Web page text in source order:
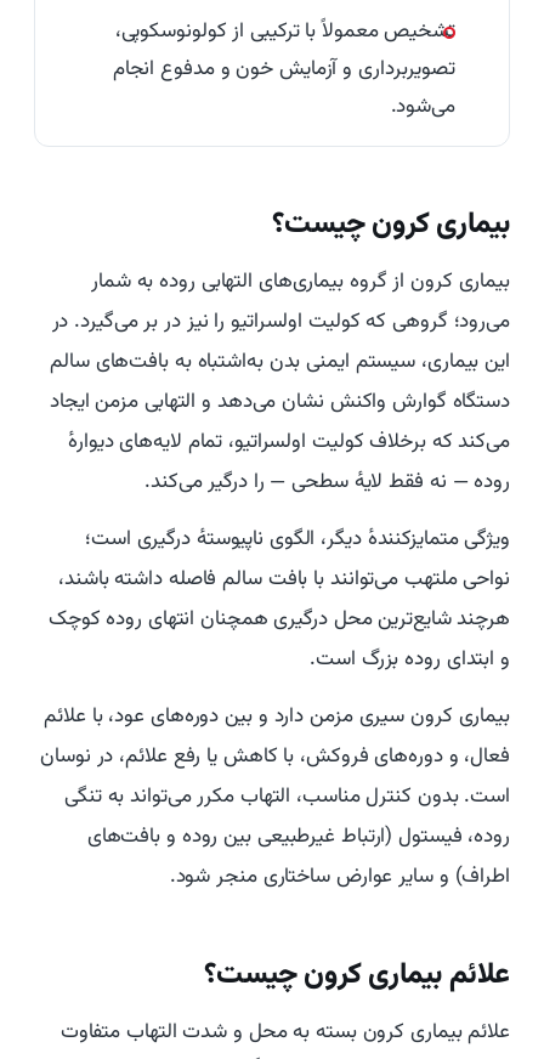
تشخیص معمولاً با ترکیبی از کولونوسکوپی،
تصویربرداری و آزمایش خون و مدفوع انجام
می‌شود.
بیماری کرون چیست؟
بیماری کرون از گروه بیماری‌های التهابی روده به شمار
می‌رود؛ گروهی که کولیت اولسراتیو را نیز در بر می‌گیرد. در
این بیماری، سیستم ایمنی بدن به‌اشتباه به بافت‌های سالم
دستگاه گوارش واکنش نشان می‌دهد و التهابی مزمن ایجاد
می‌کند که برخلاف کولیت اولسراتیو، تمام لایه‌های دیوارهٔ
روده — نه فقط لایهٔ سطحی — را درگیر می‌کند.
ویژگی متمایزکنندهٔ دیگر، الگوی ناپیوستهٔ درگیری است؛
نواحی ملتهب می‌توانند با بافت سالم فاصله داشته باشند،
هرچند شایع‌ترین محل درگیری همچنان انتهای روده کوچک
و ابتدای روده بزرگ است.
بیماری کرون سیری مزمن دارد و بین دوره‌های عود، با علائم
فعال، و دوره‌های فروکش، با کاهش یا رفع علائم، در نوسان
است. بدون کنترل مناسب، التهاب مکرر می‌تواند به تنگی
روده، فیستول (ارتباط غیرطبیعی بین روده و بافت‌های
اطراف) و سایر عوارض ساختاری منجر شود.
علائم بیماری کرون چیست؟
علائم بیماری کرون بسته به محل و شدت التهاب متفاوت